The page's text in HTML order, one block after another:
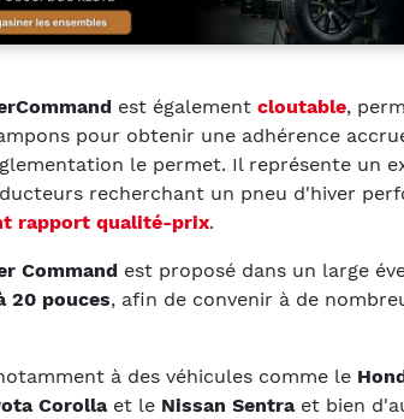
est également cloutable,
pour obtenir une adhérence
le permet. Il représente un
recherchant un pneu d'hiver
rapport qualité-prix.
Command est proposé dans un large
20 pouces, afin de convenir à de
à des véhicules comme le
Corollaet le Nissan Sentraet bien